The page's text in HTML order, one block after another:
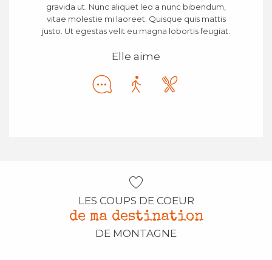
gravida ut. Nunc aliquet leo a nunc bibendum,
vitae molestie mi laoreet. Quisque quis mattis
justo. Ut egestas velit eu magna lobortis feugiat.
Elle aime
LES COUPS DE COEUR
de ma destination
DE MONTAGNE